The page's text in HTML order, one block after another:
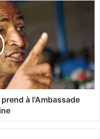
à l'Ambassade